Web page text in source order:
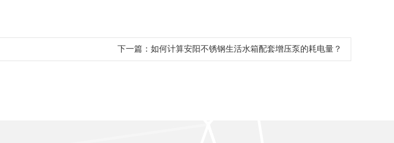
下一篇： 如何计算安阳不锈钢生活水箱配套增压泵的耗电量？